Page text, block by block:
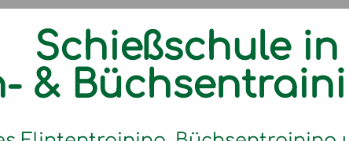
Schießschule in
&